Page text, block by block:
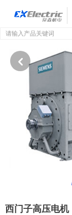
낒
西门子高压电机